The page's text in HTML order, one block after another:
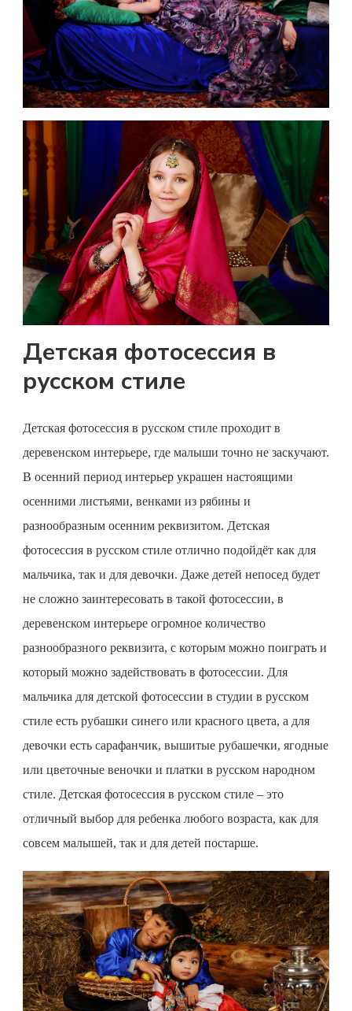
Детская фотосессия в
русском стиле
Детская фотосессия в русском стиле проходит в
деревенском интерьере, где малыши точно не заскучают.
В осенний период интерьер украшен настоящими
осенними листьями, венками из рябины и
разнообразным осенним реквизитом. Детская
фотосессия в русском стиле отлично подойдёт как для
мальчика, так и для девочки. Даже детей непосед будет
не сложно заинтересовать в такой фотосессии, в
деревенском интерьере огромное количество
разнообразного реквизита, с которым можно поиграть и
который можно задействовать в фотосессии. Для
мальчика для детской фотосессии в студии в русском
стиле есть рубашки синего или красного цвета, а для
девочки есть сарафанчик, вышитые рубашечки, ягодные
или цветочные веночки и платки в русском народном
стиле. Детская фотосессия в русском стиле – это
отличный выбор для ребенка любого возраста, как для
совсем малышей, так и для детей постарше.